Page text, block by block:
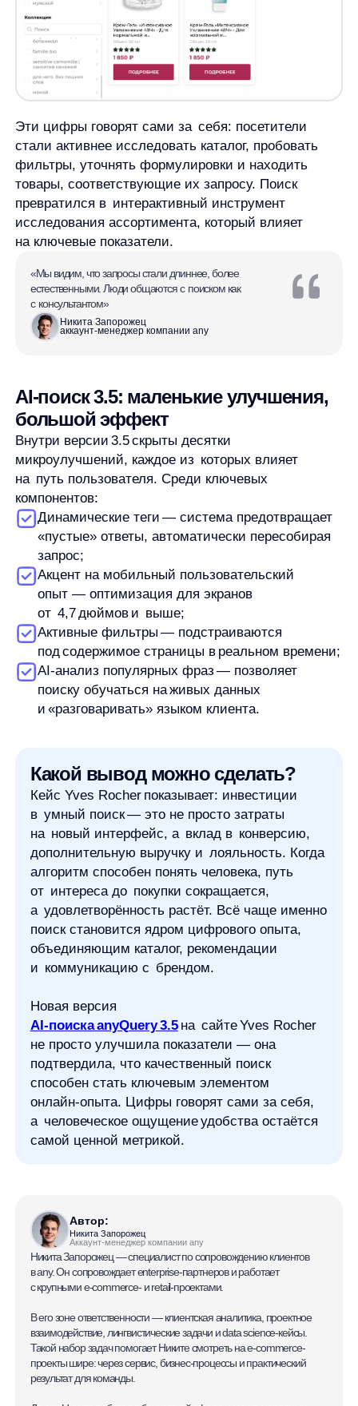
AI‑поиск 3.5: маленькие улучшения,
большой эффект
Внутри версии 3.5 скрыты десятки
микроулучшений, каждое из которых влияет
на путь пользователя. Среди ключевых
компонентов:
«пустые» ответы, автоматически пересобирая
запрос;
Акцент на мобильный пользовательский
от 4,7 дюймов и выше;
Активные фильтры — подстраиваются
под содержимое страницы в реальном времени;
AI‑анализ популярных фраз — позволяет
и «разговаривать» языком клиента.
Какой вывод можно сделать?
дополнительную выручку и лояльность. Когда
алгоритм способен понять человека, путь
от интереса до покупки сокращается,
а удовлетворённость растёт. Всё чаще именно
поиск становится ядром цифрового опыта,
объединяющим каталог, рекомендации
и коммуникацию с брендом.
Новая версия
AI‑поиска anyQuery 3.5 на сайте Yves Rocher
не просто улучшила показатели — она
подтвердила, что качественный поиск
способен стать ключевым элементом
онлайн‑опыта. Цифры говорят сами за себя,
а человеческое ощущение удобства остаётся
самой ценной метрикой.
Автор:
с крупными e-commerce- и retail-проектами.
В его зоне ответственности — клиентская аналитика, проектное
Такой набор задач помогает Никите смотреть на e-commerce-
проекты шире: через сервис, бизнес-процессы и практический
До any Никита работал в банковской сфере и международных
компаниях, развивался от клиентской поддержки к продажам
и проектному менеджменту. По образованию он специалист
по международному менеджменту.
В работе Никита ценит системность, дисциплину и партнерский
подход. Ему важно не просто закрывать отдельные задачи,
а выстраивать понятный процесс, в котором команда видит цель
и следующий шаг.
Расскажем как повысить
выручку в вашем
интернет-магазине
Согласен на получениерассылки с новостями AI от Any
Свяжитесь со мной
Продукты
anyQuery
anyRecs
anyReviews
Материалы
Блог
Документация
по интеграции